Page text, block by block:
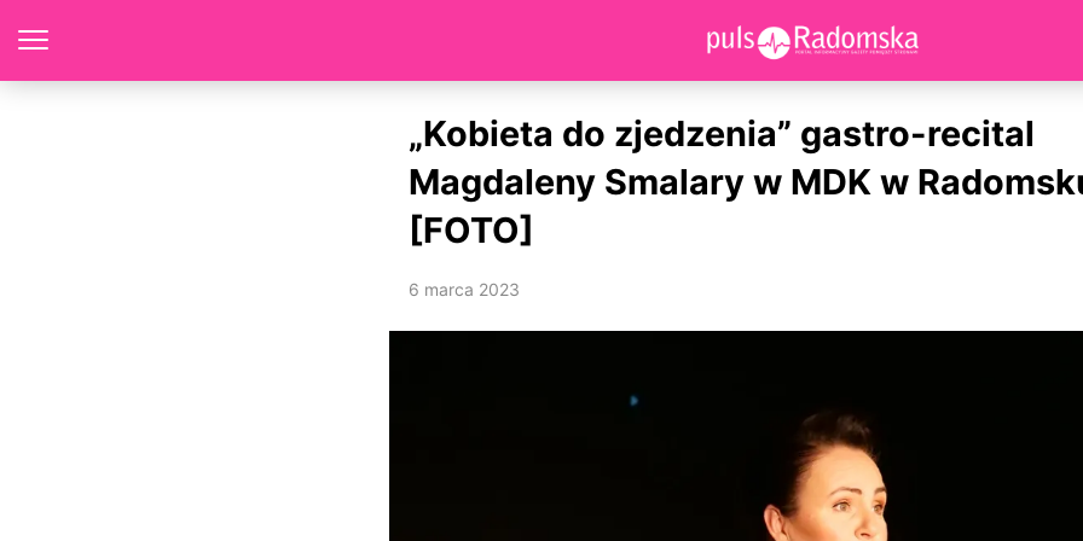
„Kobieta do zjedzenia” gastro-recital
Magdaleny Smalary w MDK w
[FOTO]
6 marca 2023